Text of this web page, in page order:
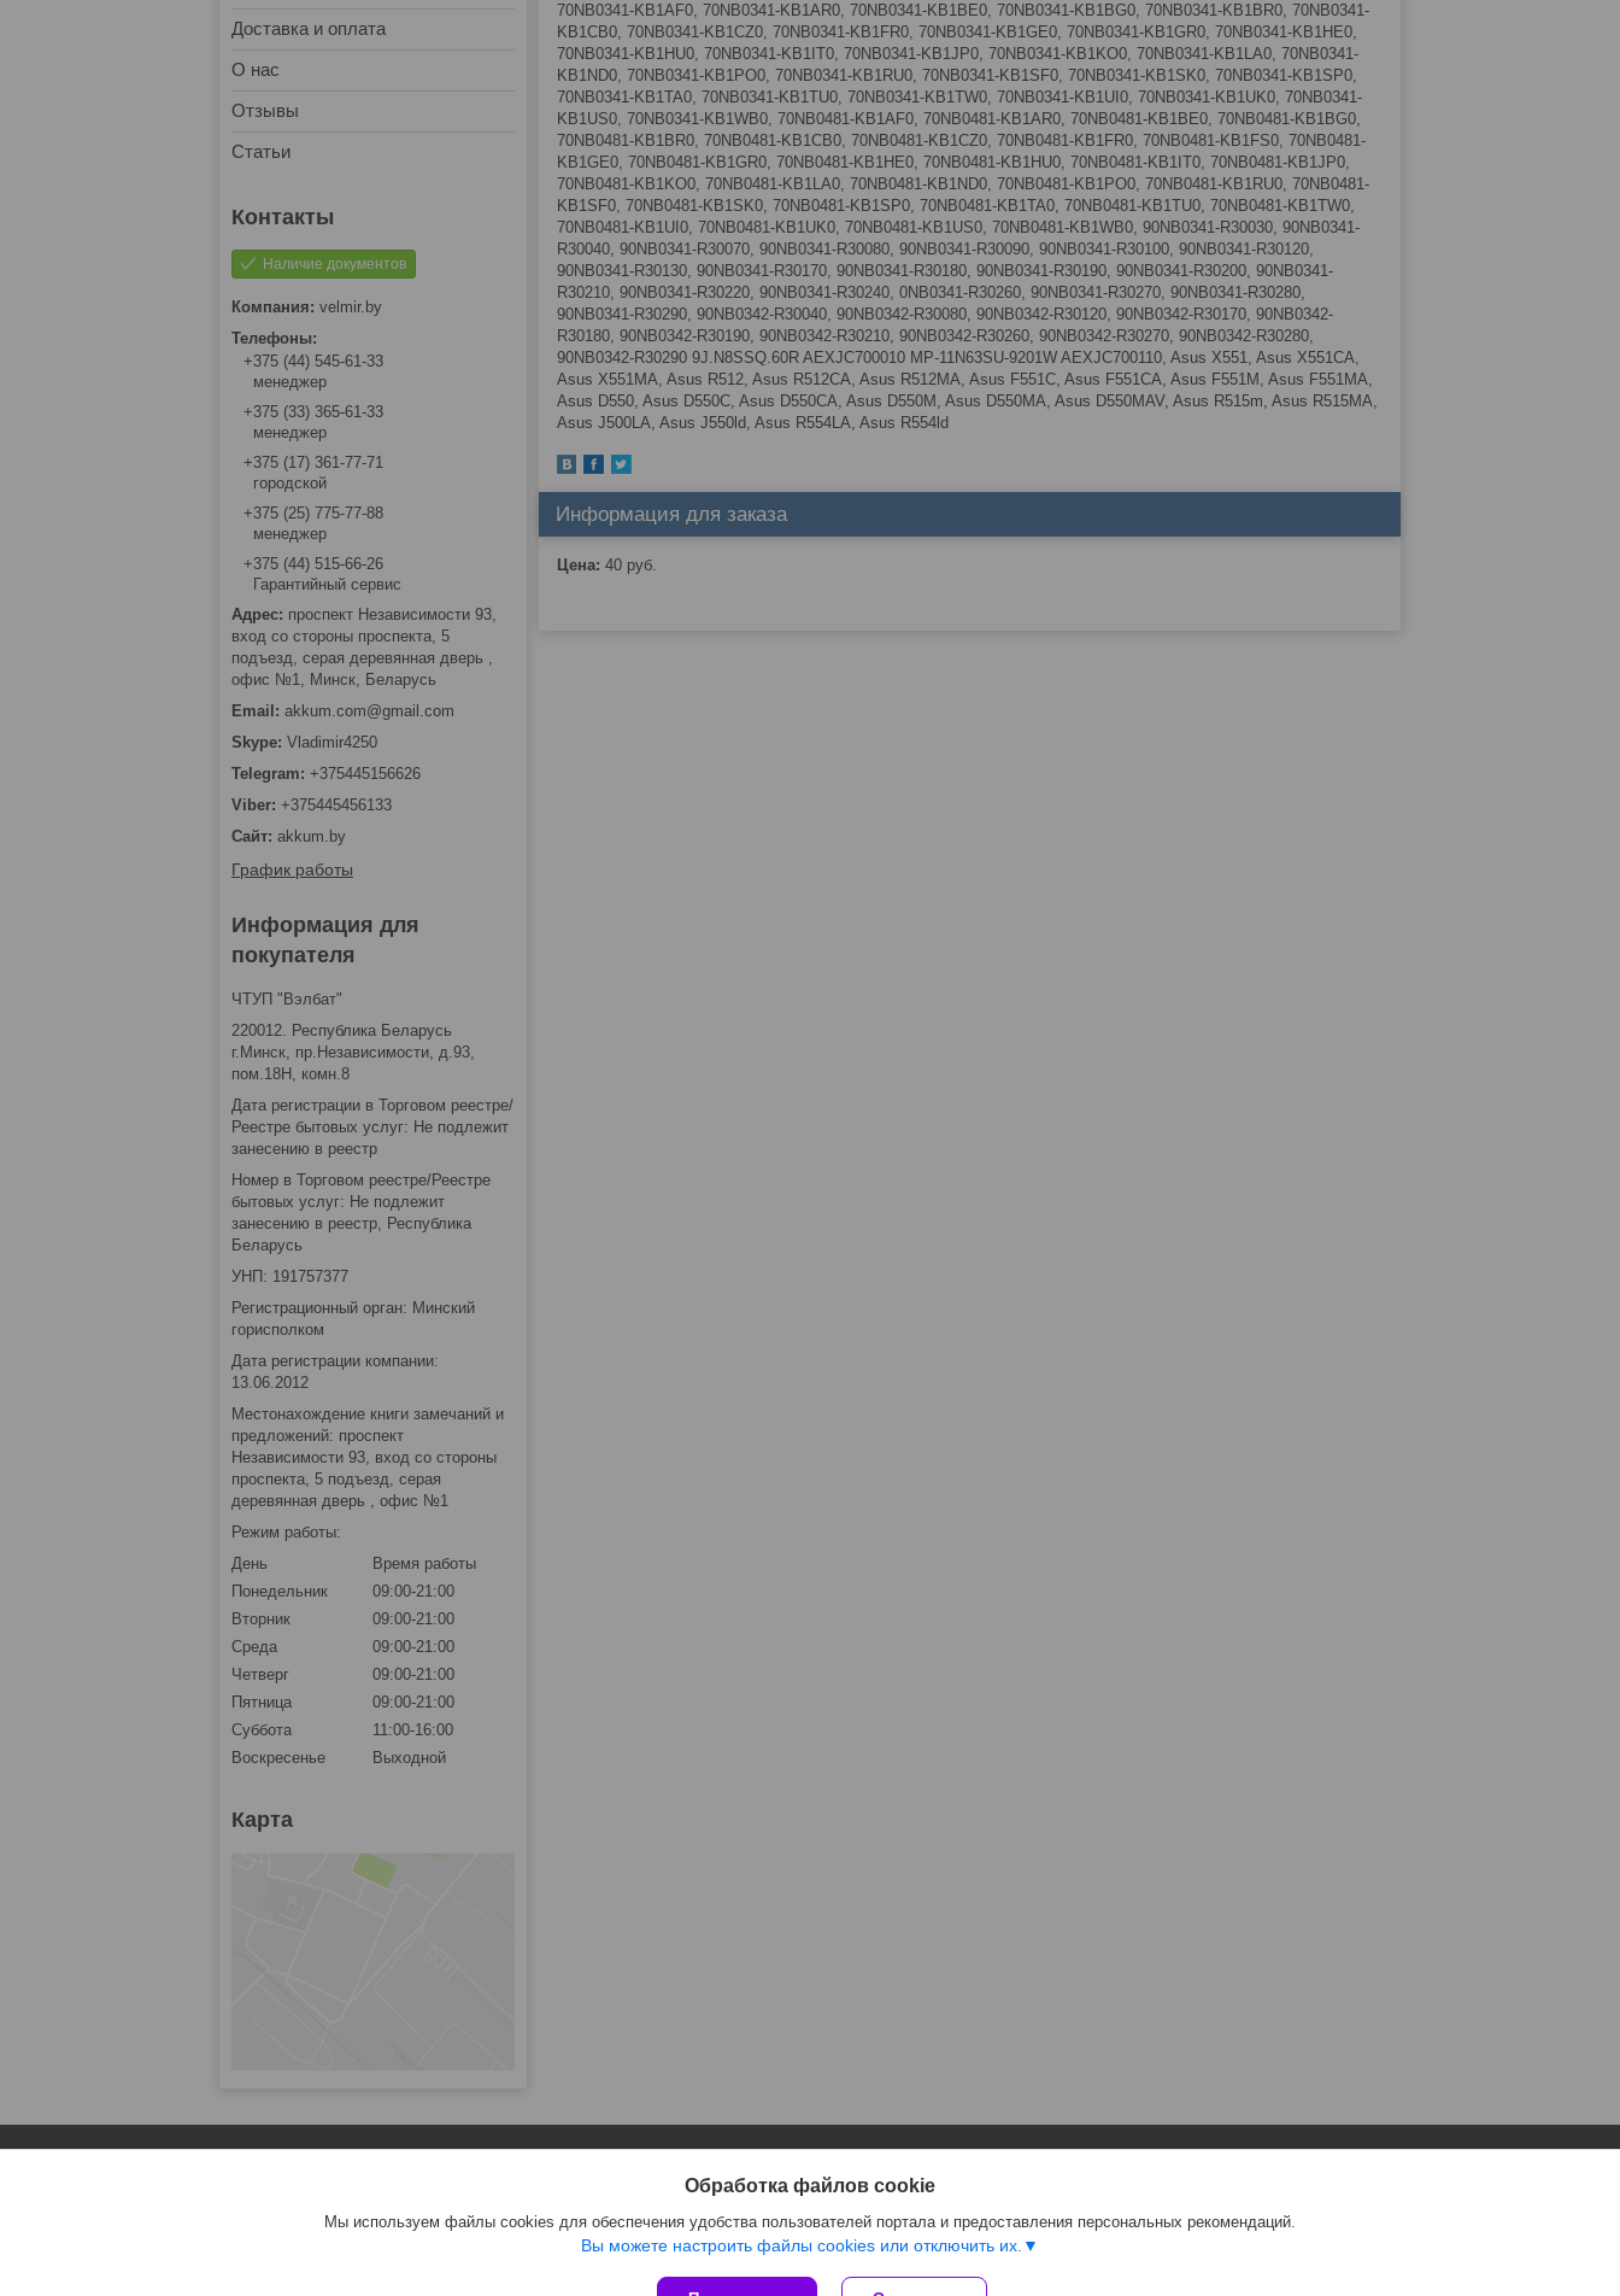
70NB0341-KB1AF0, 70NB0341-KB1AR0, 70NB0341-KB1BE0, 70NB0341-KB1BG0, 70NB0341-KB1BR0, 70NB0341-
KB1CB0, 70NB0341-KB1CZ0, 70NB0341-KB1FR0, 70NB0341-KB1GE0, 70NB0341-KB1GR0, 70NB0341-KB1HE0,
70NB0341-KB1HU0, 70NB0341-KB1IT0, 70NB0341-KB1JP0, 70NB0341-KB1KO0, 70NB0341-KB1LA0, 70NB0341-
KB1ND0, 70NB0341-KB1PO0, 70NB0341-KB1RU0, 70NB0341-KB1SF0, 70NB0341-KB1SK0, 70NB0341-KB1SP0,
70NB0341-KB1TA0, 70NB0341-KB1TU0, 70NB0341-KB1TW0, 70NB0341-KB1UI0, 70NB0341-KB1UK0, 70NB0341-
KB1US0, 70NB0341-KB1WB0, 70NB0481-KB1AF0, 70NB0481-KB1AR0, 70NB0481-KB1BE0, 70NB0481-KB1BG0,
70NB0481-KB1BR0, 70NB0481-KB1CB0, 70NB0481-KB1CZ0, 70NB0481-KB1FR0, 70NB0481-KB1FS0, 70NB0481-
KB1GE0, 70NB0481-KB1GR0, 70NB0481-KB1HE0, 70NB0481-KB1HU0, 70NB0481-KB1IT0, 70NB0481-KB1JP0,
70NB0481-KB1KO0, 70NB0481-KB1LA0, 70NB0481-KB1ND0, 70NB0481-KB1PO0, 70NB0481-KB1RU0, 70NB0481-
KB1SF0, 70NB0481-KB1SK0, 70NB0481-KB1SP0, 70NB0481-KB1TA0, 70NB0481-KB1TU0, 70NB0481-KB1TW0,
70NB0481-KB1UI0, 70NB0481-KB1UK0, 70NB0481-KB1US0, 70NB0481-KB1WB0, 90NB0341-R30030, 90NB0341-
R30040, 90NB0341-R30070, 90NB0341-R30080, 90NB0341-R30090, 90NB0341-R30100, 90NB0341-R30120,
90NB0341-R30130, 90NB0341-R30170, 90NB0341-R30180, 90NB0341-R30190, 90NB0341-R30200, 90NB0341-
R30210, 90NB0341-R30220, 90NB0341-R30240, 0NB0341-R30260, 90NB0341-R30270, 90NB0341-R30280,
90NB0341-R30290, 90NB0342-R30040, 90NB0342-R30080, 90NB0342-R30120, 90NB0342-R30170, 90NB0342-
R30180, 90NB0342-R30190, 90NB0342-R30210, 90NB0342-R30260, 90NB0342-R30270, 90NB0342-R30280,
90NB0342-R30290 9J.N8SSQ.60R AEXJC700010 MP-11N63SU-9201W AEXJC700110, Asus X551, Asus X551CA,
Asus X551MA, Asus R512, Asus R512CA, Asus R512MA, Asus F551C, Asus F551CA, Asus F551M, Asus F551MA,
Asus D550, Asus D550C, Asus D550CA, Asus D550M, Asus D550MA, Asus D550MAV, Asus R515m, Asus R515MA,
Asus J500LA, Asus J550ld, Asus R554LA, Asus R554ld
Информация для заказа
Цена: 40 руб.
Доставка и оплата
О нас
Отзывы
Статьи
Наличие документов
velmir.by
+375 (44) 545-61-33
менеджер
+375 (33) 365-61-33
менеджер
+375 (17) 361-77-71
городской
+375 (25) 775-77-88
менеджер
+375 (44) 515-66-26
Гарантийный сервис
проспект Независимости 93,
вход со стороны проспекта, 5
подъезд, серая деревянная дверь ,
офис №1, Минск, Беларусь
akkum.com@gmail.com
Vladimir4250
+375445156626
+375445456133
akkum.by
График работы
Информация для
покупателя
ЧТУП "Вэлбат"
220012. Республика Беларусь
г.Минск, пр.Независимости, д.93,
пом.18Н, комн.8
Дата регистрации в Торговом реестре/
Реестре бытовых услуг: Не подлежит
занесению в реестр
Номер в Торговом реестре/Реестре
бытовых услуг: Не подлежит
занесению в реестр, Республика
Беларусь
УНП: 191757377
Регистрационный орган: Минский
горисполком
Дата регистрации компании:
13.06.2012
Местонахождение книги замечаний и
предложений: проспект
Независимости 93, вход со стороны
проспекта, 5 подъезд, серая
деревянная дверь , офис №1
Режим работы:
День
Время работы
Понедельник
09:00-21:00
Вторник
09:00-21:00
Среда
09:00-21:00
Четверг
09:00-21:00
Пятница
09:00-21:00
Суббота
11:00-16:00
Воскресенье
Выходной
Карта
Аккумуляторы для ноутбуков
Доставка и оплата
Отзывы
Обработка файлов cookie
Мы используем файлы cookies для обеспечения удобства пользователей портала и предоставления персональных рекомендаций.
Вы можете настроить файлы cookies или отключить их.